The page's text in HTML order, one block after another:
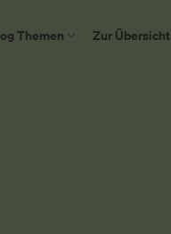
Themen Zur Übersicht